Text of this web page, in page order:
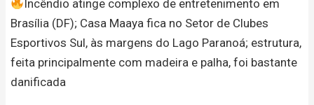
Incêndio atinge complexo de entretenimento em
Brasília (DF); Casa Maaya fica no Setor de Clubes
Esportivos Sul, às margens do Lago Paranoá; estrutura,
feita principalmente com madeira e palha, foi bastante
danificada